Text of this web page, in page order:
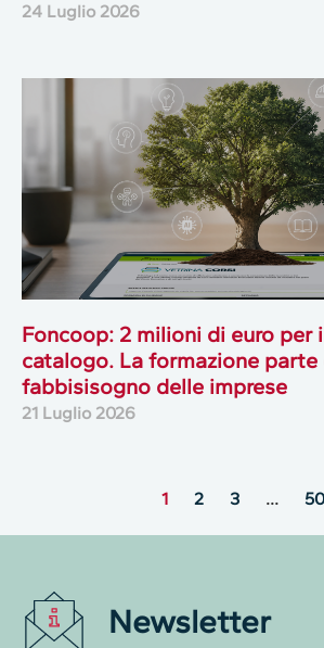
24 Luglio 2026
Foncoop: 2 milioni di euro per
catalogo. La formazione parte
fabbisisogno delle imprese
21 Luglio 2026
1 2 3 … 50
Newsletter